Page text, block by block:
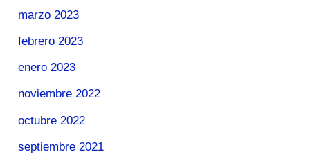
marzo 2023
febrero 2023
enero 2023
noviembre 2022
octubre 2022
septiembre 2021